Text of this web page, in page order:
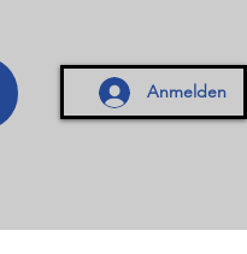
Anmelden